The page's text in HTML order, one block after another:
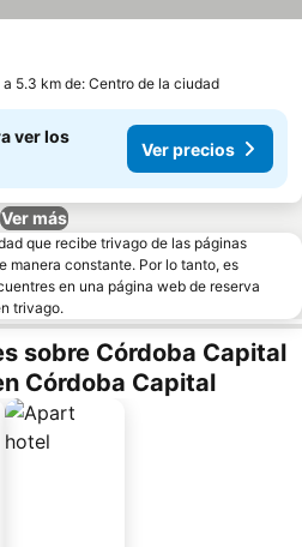
a 5.3 km de: Centro de la ciudad
ver los
Ver precios
Ver más
que recibe trivago de las páginas
manera constante. Por lo tanto, es
en una página web de reserva
trivago.
sobre Córdoba Capital
Córdoba Capital